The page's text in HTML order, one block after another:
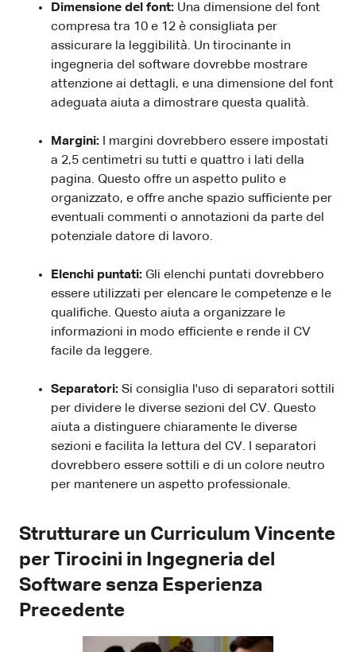
Dimensione del font: Una dimensione del font
compresa tra 10 e 12 è consigliata per
assicurare la leggibilità. Un tirocinante in
ingegneria del software dovrebbe mostrare
attenzione ai dettagli, e una dimensione del font
adeguata aiuta a dimostrare questa qualità.
Margini:
I margini dovrebbero essere impostati
a 2,5 centimetri su tutti e quattro i lati della
pagina. Questo offre un aspetto pulito e
organizzato, e offre anche spazio sufficiente per
eventuali commenti o annotazioni da parte del
potenziale datore di lavoro.
Elenchi puntati: Gli elenchi puntati dovrebbero
essere utilizzati per elencare le competenze e le
qualifiche. Questo aiuta a organizzare le
informazioni in modo efficiente e rende il CV
facile da leggere.
Separatori: Si consiglia l'uso di separatori sottili
per dividere le diverse sezioni del CV. Questo
aiuta a distinguere chiaramente le diverse
sezioni e facilita la lettura del CV. I separatori
dovrebbero essere sottili e di un colore neutro
per mantenere un aspetto professionale.
Strutturare un Curriculum Vincente
per Tirocini in Ingegneria del
Software senza Esperienza
Precedente